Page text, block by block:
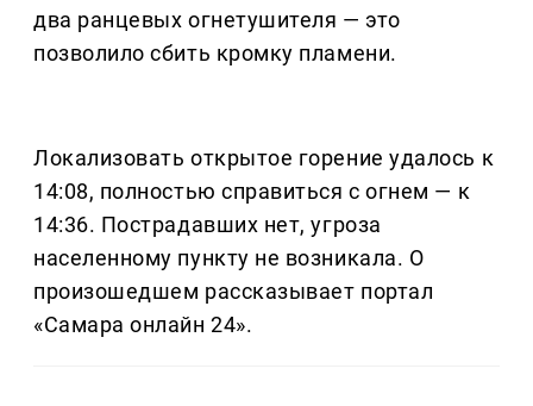
два ранцевых огнетушителя — это
позволило сбить кромку пламени.
Локализовать открытое горение удалось к
14:08, полностью справиться с огнем — к
14:36. Пострадавших нет, угроза
населенному пункту не возникала. О
произошедшем рассказывает портал
«Самара онлайн 24».